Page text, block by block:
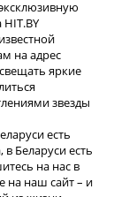
на адрес
яркие
звезды
есть
Беларуси есть
на нас в
на наш сайт – и